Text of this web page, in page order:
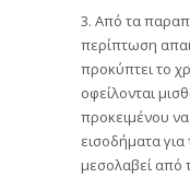
3. Από τα
περίπτωση
προκύπτει το
οφείλονται
προκειμένου
εισοδήματα
μεσολαβεί από